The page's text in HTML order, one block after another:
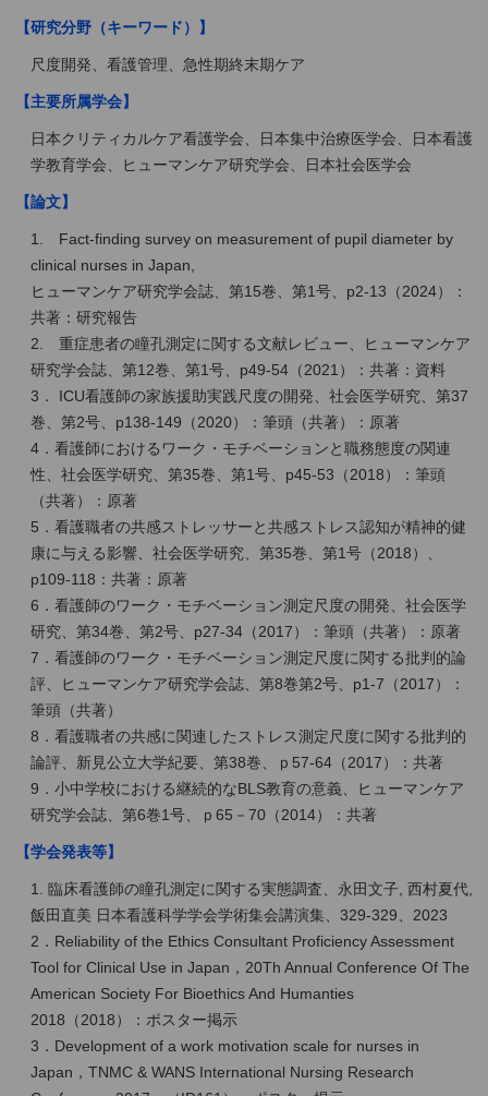
【研究分野（キーワード）】
尺度開発、看護管理、急性期終末期ケア
【主要所属学会】
日本クリティカルケア看護学会、日本集中治療医学会、日本看護
学教育学会、ヒューマンケア研究学会、日本社会医学会
【論文】
1. Fact-finding survey on measurement of pupil diameter by
clinical nurses in Japan,
ヒューマンケア研究学会誌、第15巻、第1号、p2-13（2024）：
共著：研究報告
2. 重症患者の瞳孔測定に関する文献レビュー、ヒューマンケア
研究学会誌、第12巻、第1号、p49-54（2021）：共著：資料
3． ICU看護師の家族援助実践尺度の開発、社会医学研究、第37
巻、第2号、p138-149（2020）：筆頭（共著）：原著
4．看護師におけるワーク・モチベーションと職務態度の関連
性、社会医学研究、第35巻、第1号、p45-53（2018）：筆頭
（共著）：原著
5．看護職者の共感ストレッサーと共感ストレス認知が精神的健
康に与える影響、社会医学研究、第35巻、第1号（2018）、
p109-118：共著：原著
6．看護師のワーク・モチベーション測定尺度の開発、社会医学
研究、第34巻、第2号、p27-34（2017）：筆頭（共著）：原著
7．看護師のワーク・モチベーション測定尺度に関する批判的論
評、ヒューマンケア研究学会誌、第8巻第2号、p1-7（2017）：
筆頭（共著）
8．看護職者の共感に関連したストレス測定尺度に関する批判的
論評、新見公立大学紀要、第38巻、ｐ57-64（2017）：共著
9．小中学校における継続的なBLS教育の意義、ヒューマンケア
研究学会誌、第6巻1号、ｐ65－70（2014）：共著
【学会発表等】
1. 臨床看護師の瞳孔測定に関する実態調査、永田文子, 西村夏代,
飯田直美 日本看護科学学会学術集会講演集、329-329、2023
2．Reliability of the Ethics Consultant Proficiency Assessment
Tool for Clinical Use in Japan，20Th Annual Conference Of The
American Society For Bioethics And Humanties
2018（2018）：ポスター掲示
3．Development of a work motivation scale for nurses in
Japan，TNMC & WANS International Nursing Research